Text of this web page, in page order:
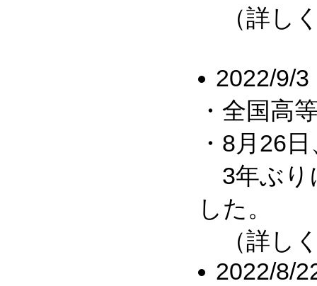
（詳し
2022/9/3
・全国高
・8月26
3年ぶり
した。
（詳し
2022/8/